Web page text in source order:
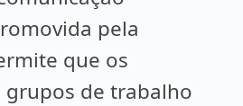
pela
que os
grupos de trabalho